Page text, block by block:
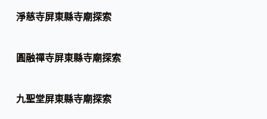
淨慈寺屏東縣寺廟探索
圓融禪寺屏東縣寺廟探索
九聖堂屏東縣寺廟探索